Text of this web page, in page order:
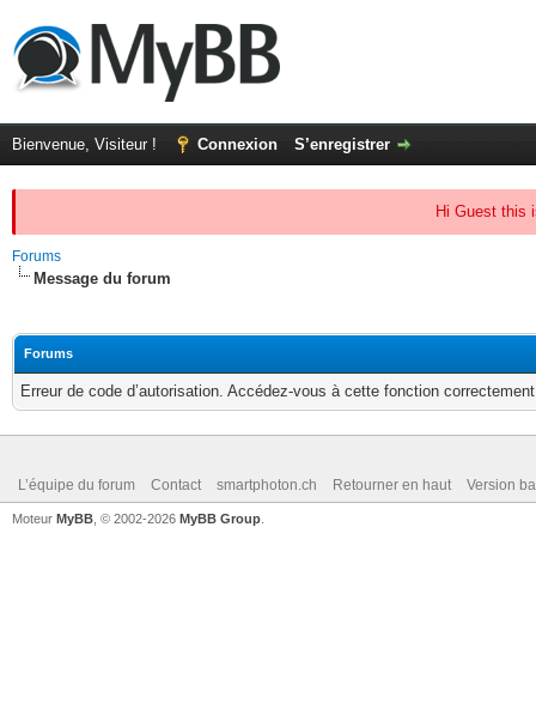
Bienvenue, Visiteur ! Connexion S’enregistrer
Hi Guest this
Forums
Message du forum
Forums
Erreur de code d’autorisation. Accédez-vous à cette fonction
L’équipe du forum Contact smartphoton.ch Retourner en haut Version
Moteur MyBB , © 2002-2026 MyBB Group